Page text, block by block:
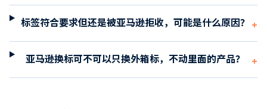
标签符合要求但还是被亚马逊拒收，可能是什么原因？ +
亚马逊换标可不可以只换外箱标，不动里面的产品？ +